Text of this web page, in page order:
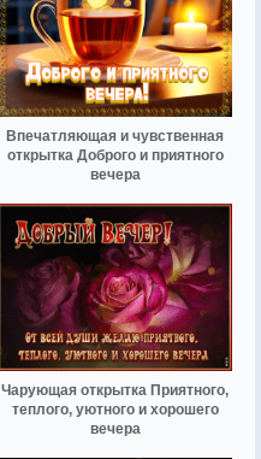
Впечатляющая и чувственная
открытка Доброго и приятного
вечера
Чарующая открытка Приятного,
теплого, уютного и хорошего
вечера